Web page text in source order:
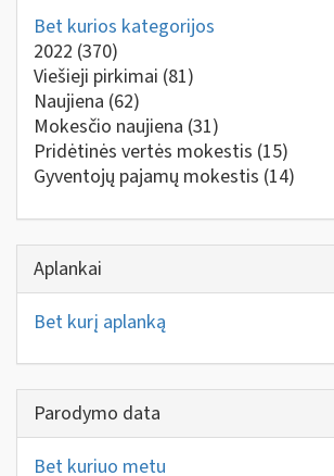
Bet kurios kategorijos
2022 (370)
Viešieji pirkimai (81)
Naujiena (62)
Mokesčio naujiena (31)
Pridėtinės vertės mokestis (15)
Gyventojų pajamų mokestis (14)
Aplankai
Bet kurį aplanką
Parodymo data
Bet kuriuo metu